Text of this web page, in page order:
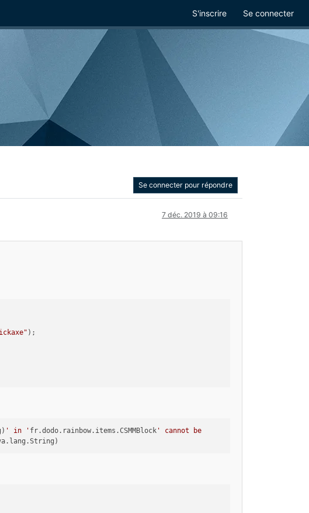
S'inscrire Se connecter
Se connecter pour répondre
7 déc. 2019 à 09:16
);
' in ' fr.dodo.rainbow.items.CSMMBlock ' cannot be